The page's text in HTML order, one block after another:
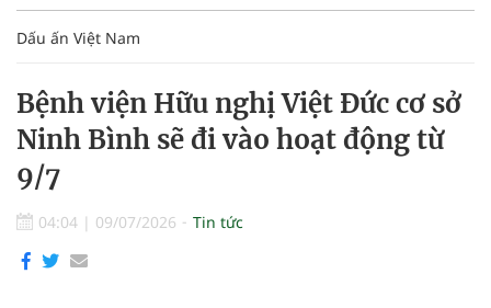
Dấu ấn Việt Nam
Bệnh viện Hữu nghị Việt Đức cơ sở
Ninh Bình sẽ đi vào hoạt động từ
9/7
04:04 | 09/07/2026 Tin tức